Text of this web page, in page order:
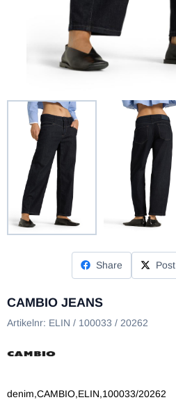
Share Post
CAMBIO JEANS
Artikelnr: ELIN / 100033 / 20262
denim,CAMBIO,ELIN,100033/20262